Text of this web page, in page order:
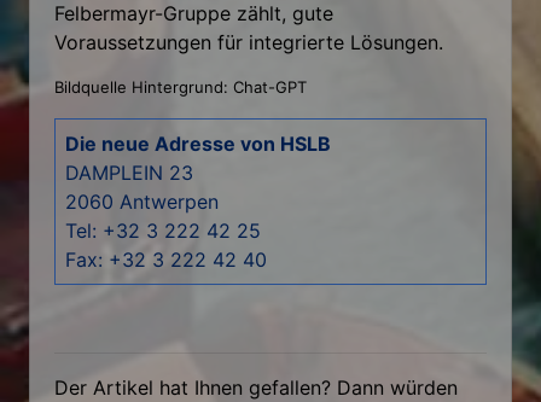
Felbermayr-Gruppe zählt, gute
Voraussetzungen für integrierte Lösungen.
Bildquelle Hintergrund: Chat-GPT
Die neue Adresse von HSLB
DAMPLEIN 23
2060 Antwerpen
Tel: +32 3 222 42 25
Fax: +32 3 222 42 40
Der Artikel hat Ihnen gefallen? Dann würden